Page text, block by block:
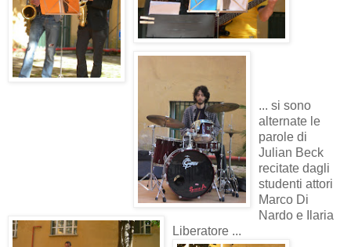
... si sono
alternate le
parole di
Julian Beck
recitate dagli
studenti attori
Marco Di
Nardo e Ilaria
Liberatore ...